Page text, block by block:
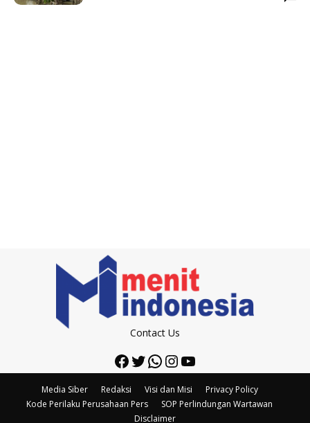
Contact Us
Facebook
Twitter
WhatsApp
Instagram
YouTube
Media Siber Redaksi Visi dan Misi
Privacy Policy
Kode Perilaku Perusahaan Pers
SOP Perlindungan Wartawan
Disclaimer